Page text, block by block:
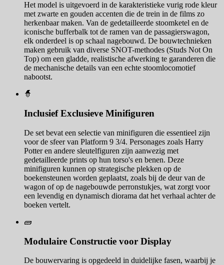
Het model is uitgevoerd in de karakteristieke vurig rode kleur
met zwarte en gouden accenten die de trein in de films zo
herkenbaar maken. Van de gedetailleerde stoomketel en de
iconische bufferbalk tot de ramen van de passagierswagon,
elk onderdeel is op schaal nagebouwd. De bouwtechnieken
maken gebruik van diverse SNOT-methodes (Studs Not On
Top) om een gladde, realistische afwerking te garanderen die
de mechanische details van een echte stoomlocomotief
nabootst.
🧙
Inclusief Exclusieve Minifiguren
De set bevat een selectie van minifiguren die essentieel zijn
voor de sfeer van Platform 9 3/4. Personages zoals Harry
Potter en andere sleutelfiguren zijn aanwezig met
gedetailleerde prints op hun torso's en benen. Deze
minifiguren kunnen op strategische plekken op de
boekensteunen worden geplaatst, zoals bij de deur van de
wagon of op de nagebouwde perronstukjes, wat zorgt voor
een levendig en dynamisch diorama dat het verhaal achter de
boeken vertelt.
🧱
Modulaire Constructie voor Display
De bouwervaring is opgedeeld in duidelijke fasen, waarbij je